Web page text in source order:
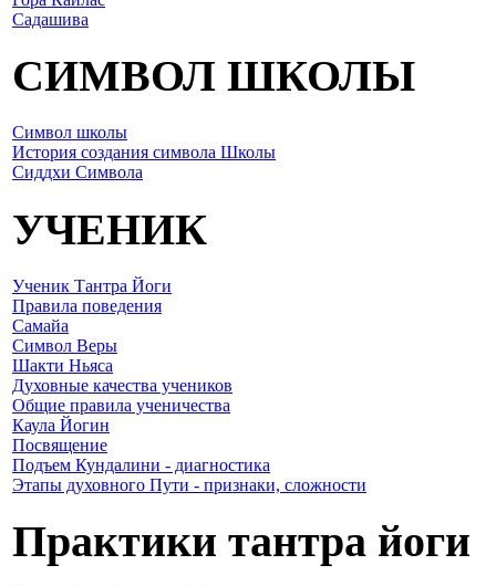
Садашива
СИМВОЛ ШКОЛЫ
Символ школы
История создания символа Школы
Сиддхи Символа
УЧЕНИК
Ученик Тантра Йоги
Правила поведения
Самайа
Символ Веры
Шакти Ньяса
Духовные качества учеников
Общие правила ученичества
Каула Йогин
Посвящение
Подъем Кундалини - диагностика
Этапы духовного Пути - признаки, сложности
Практики тантра йоги